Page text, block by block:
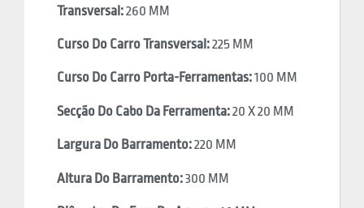
Transversal:260 MM
Curso Do Carro Transversal:225 MM
Curso Do Carro Porta-Ferramentas:100 MM
Secção Do Cabo Da Ferramenta:20 X 20 MM
Largura Do Barramento:220 MM
Altura Do Barramento:300 MM